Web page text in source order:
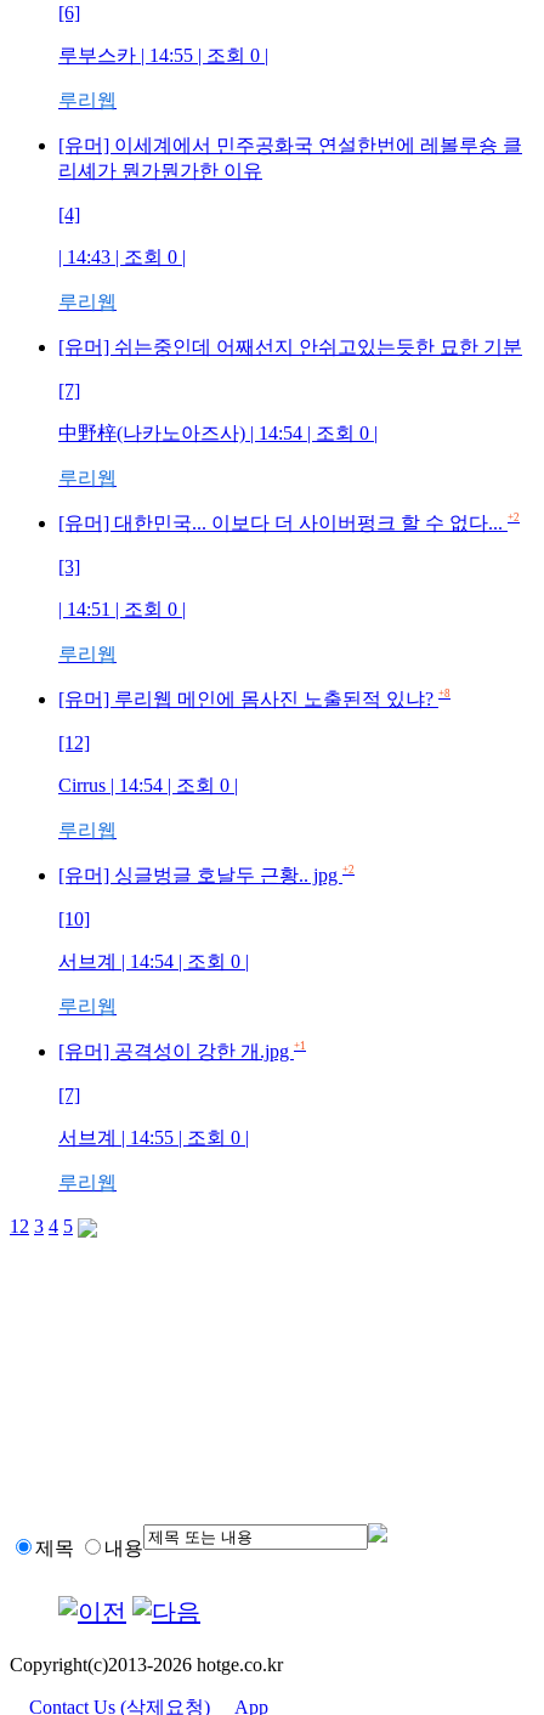
[6]
루부스카 | 14:55 | 조회 0 |
루리웹
[유머] 이세계에서 민주공화국 연설한번에 레볼루숑 클
리셰가 뭔가뭔가한 이유
[4]
| 14:43 | 조회 0 |
루리웹
[유머] 쉬는중인데 어째선지 안쉬고있는듯한 묘한 기분
[7]
中野梓(나카노아즈사) | 14:54 | 조회 0 |
루리웹
[유머] 대한민국... 이보다 더 사이버펑크 할 수 없다... +2
[3]
| 14:51 | 조회 0 |
루리웹
[유머] 루리웹 메인에 몸사진 노출된적 있냐? +8
[12]
Cirrus | 14:54 | 조회 0 |
루리웹
[유머] 싱글벙글 호날두 근황.. jpg +2
[10]
서브계 | 14:54 | 조회 0 |
루리웹
[유머] 공격성이 강한 개.jpg +1
[7]
서브계 | 14:55 | 조회 0 |
루리웹
1 2 3 4 5
제목 내용
Copyright(c)2013-2026 hotge.co.kr
Contact Us (삭제요청) App